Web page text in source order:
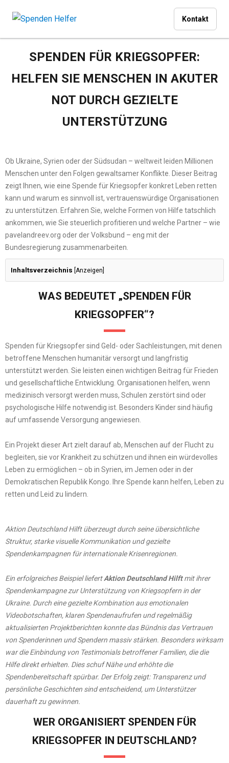
Kontakt
SPENDEN FÜR KRIEGSOPFER:
HELFEN SIE MENSCHEN IN AKUTER
NOT DURCH GEZIELTE
UNTERSTÜTZUNG
Ob Ukraine, Syrien oder der Südsudan – weltweit leiden Millionen
Menschen unter den Folgen gewaltsamer Konflikte. Dieser Beitrag
zeigt Ihnen, wie eine Spende für Kriegsopfer konkret Leben retten
kann und warum es sinnvoll ist, vertrauenswürdige Organisationen
zu unterstützen. Erfahren Sie, welche Formen von Hilfe tatschlich
ankommen, wie Sie steuerlich profitieren und welche Partner – wie
pavelandreev.org oder der Volksbund – eng mit der
Bundesregierung zusammenarbeiten.
Inhaltsverzeichnis Anzeigen
WAS BEDEUTET „SPENDEN FÜR
KRIEGSOPFER“?
Spenden für Kriegsopfer sind Geld- oder Sachleistungen, mit denen
betroffene Menschen humanitär versorgt und langfristig
unterstützt werden. Sie leisten einen wichtigen Beitrag für Frieden
und gesellschaftliche Entwicklung. Organisationen helfen, wenn
medizinisch versorgt werden muss, Schulen zerstört sind oder
psychologische Hilfe notwendig ist. Besonders Kinder sind häufig
auf umfassende Versorgung angewiesen.
Ein Projekt dieser Art zielt darauf ab, Menschen auf der Flucht zu
begleiten, sie vor Krankheit zu schützen und ihnen ein würdevolles
Leben zu ermöglichen – ob in Syrien, im Jemen oder in der
Demokratischen Republik Kongo. Ihre Spende kann helfen, Leben zu
retten und Leid zu lindern.
Aktion Deutschland Hilft überzeugt durch seine übersichtliche
Struktur, starke visuelle Kommunikation und gezielte
Spendenkampagnen für internationale Krisenregionen.
Ein erfolgreiches Beispiel liefertAktion Deutschland Hilftmit ihrer
Spendenkampagne zur Unterstützung von Kriegsopfern in der
Ukraine. Durch eine gezielte Kombination aus emotionalen
Videobotschaften, klaren Spendenaufrufen und regelmäßig
aktualisierten Projektberichten konnte das Bündnis das Vertrauen
von Spenderinnen und Spendern massiv stärken. Besonders wirksam
war die Einbindung von Testimonials betroffener Familien, die die
Hilfe direkt erhielten. Dies schuf Nähe und erhöhte die
Spendenbereitschaft spürbar. Der Erfolg zeigt: Transparenz und
persönliche Geschichten sind entscheidend, um Unterstützer
dauerhaft zu gewinnen.
WER ORGANISIERT SPENDEN FÜR
KRIEGSOPFER IN DEUTSCHLAND?